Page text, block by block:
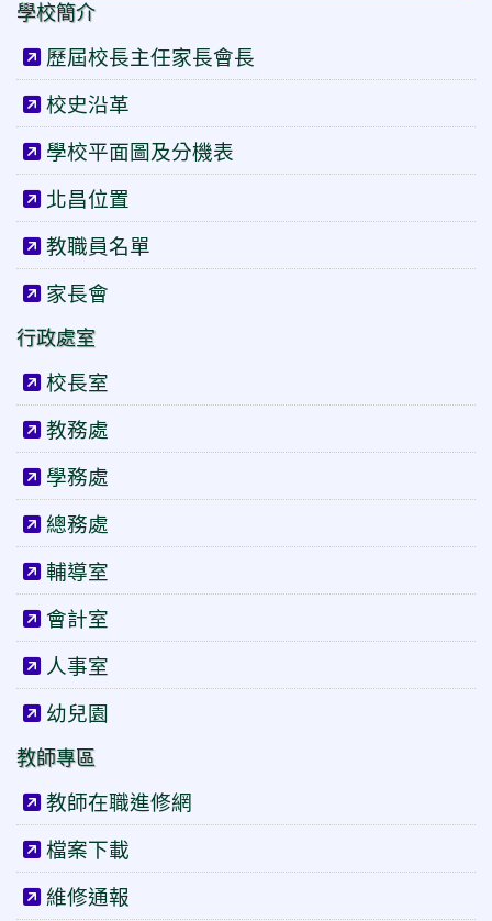
學校簡介
歷屆校長主任家長會長
校史沿革
學校平面圖及分機表
北昌位置
教職員名單
家長會
行政處室
校長室
教務處
學務處
總務處
輔導室
會計室
人事室
幼兒園
教師專區
教師在職進修網
檔案下載
維修通報